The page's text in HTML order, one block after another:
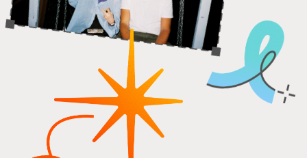
Что сейчас? Мы не стоим на месте,
постоянно растём и меняемся —
следите за нами в соцсетях!